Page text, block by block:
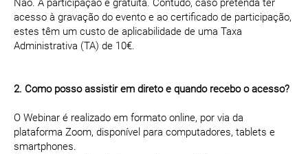
Não. A participação é gratuita. Contudo, caso pretenda ter
acesso à gravação do evento e ao certificado de participação,
estes têm um custo de aplicabilidade de uma Taxa
Administrativa (TA) de 10€.
2. Como posso assistir em direto e quando recebo o acesso?
O Webinar é realizado em formato online, por via da
plataforma Zoom, disponível para computadores, tablets e
smartphones.